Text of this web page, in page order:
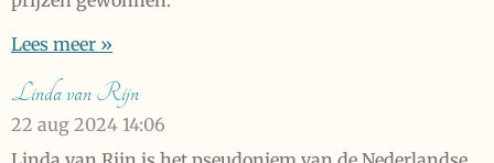
Lees meer »
Linda van Rijn
22 aug 2024 14:06